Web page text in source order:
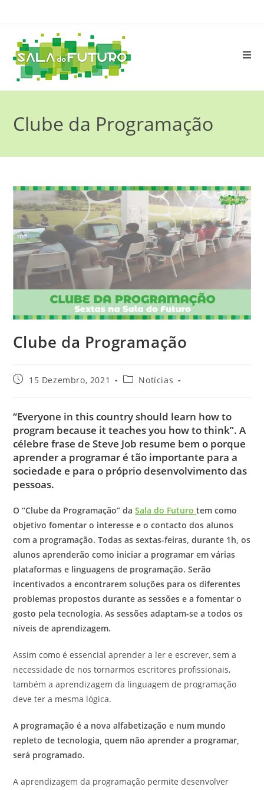
Clube da Programação
Clube da Programação
15 Dezembro, 2021 Notícias
“Everyone in this country should learn how to
program because it teaches you how to think”. A
célebre frase de Steve Job resume bem o porque
aprender a programar é tão importante para a
sociedade e para o próprio desenvolvimento das
pessoas.
O “Clube da Programação” daSala do Futurotem como
objetivo fomentar o interesse e o contacto dos alunos
com a programação. Todas as sextas-feiras, durante 1h, os
alunos aprenderão como iniciar a programar em várias
plataformas e linguagens de programação. Serão
incentivados a encontrarem soluções para os diferentes
problemas propostos durante as sessões e a fomentar o
gosto pela tecnologia. As sessões adaptam-se a todos os
níveis de aprendizagem.
Assim como é essencial aprender a ler e escrever, sem a
necessidade de nos tornarmos escritores profissionais,
também a aprendizagem da linguagem de programação
deve ter a mesma lógica.
A programação é a nova alfabetização e num mundo
repleto de tecnologia, quem não aprender a programar,
será programado.
A aprendizagem da programação permite desenvolver